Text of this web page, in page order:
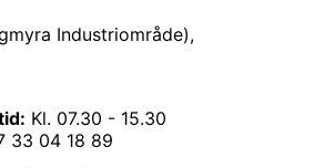
Industriområde),
Kl. 07.30 - 15.30
33 04 18 89